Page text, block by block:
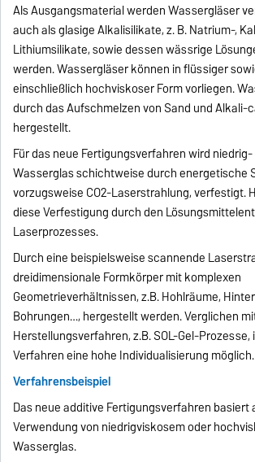
Als Ausgangsmaterial werden Wassergläser
auch als glasige Alkalisilikate, z. B. Natrium-,
Lithiumsilikate, sowie dessen wässrige
werden. Wassergläser können in flüssiger
einschließlich hochviskoser Form vorliegen.
durch das Aufschmelzen von Sand und Alkali-
hergestellt.
Für das neue Fertigungsverfahren wird
Wasserglas schichtweise durch energetische
vorzugsweise CO2-Laserstrahlung, verfestigt.
diese Verfestigung durch den
Laserprozesses.
Durch eine beispielsweise scannende
dreidimensionale Formkörper mit komplexen
Geometrieverhältnissen, z.B. Hohlräume,
Bohrungen…, hergestellt werden. Verglichen
Herstellungsverfahren, z.B. SOL-Gel-
Verfahren eine hohe Individualisierung möglich.
Verfahrensbeispiel
Das neue additive Fertigungsverfahren basiert
Verwendung von niedrigviskosem oder
Wasserglas.